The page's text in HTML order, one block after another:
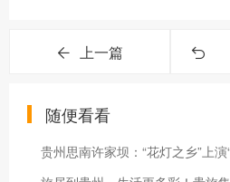
上一篇
随便看看
贵州思南许家坝：“花灯之乡”上演